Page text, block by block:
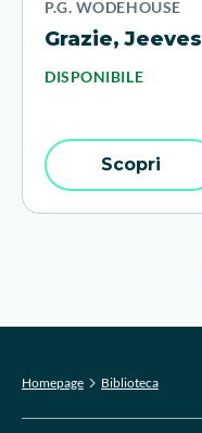
P.G. WODEHOUSE
Grazie, Jeeves
DISPONIBILE
Scopri
Homepage Biblioteca